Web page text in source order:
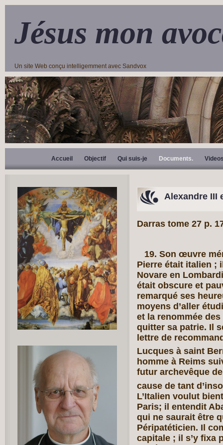
Jésus mon
Un site Web conçu intelligemment avec Sandvox
Accueil Objectif Qui suis-je Documents.
Alexandre III
Darras tome 27 p.
19. Son œuvre
Pierre était italien ;
Novare en
était obscure et
remarqué ses
moyens d’aller
et la renommée
quitter sa patrie. Il
lettre de
Lucques à saint
homme à Reims
futur archevêque
cause de tant
L’Italien voulut
Paris; il entendit
qui ne saurait être
Péripatéticien. Il
capitale ; il s’y fixa